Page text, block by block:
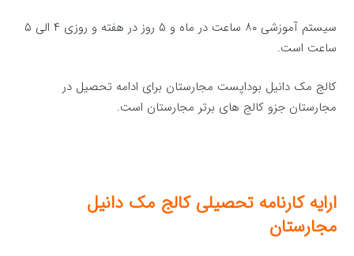
سیستم آموزشی ۸۰ ساعت در ماه و ۵ روز در هفته و روزی ۴ الی ۵
ساعت است.
کالج مک دانیل بوداپست مجارستان برای ادامه تحصیل در
مجارستان جزو کالج های برتر مجارستان است.
ارایه کارنامه تحصیلی کالج مک دانیل
مجارستان